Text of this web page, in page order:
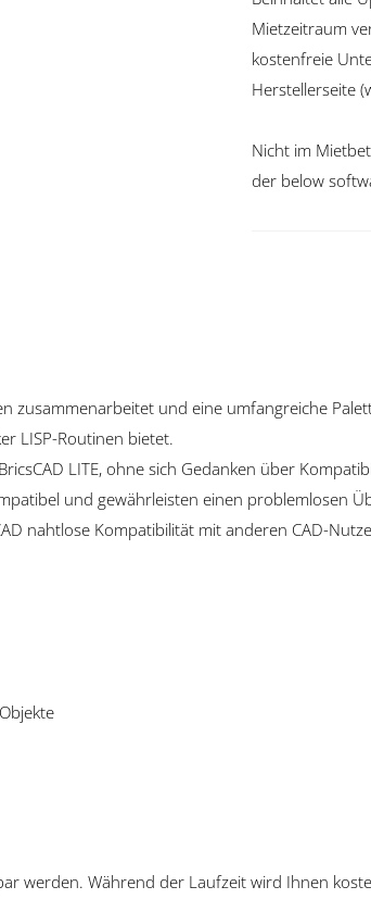
Mietzeitraum
kostenfreie
Herstellerseite
Nicht im
der below
zusammenarbeitet und eine umfangreiche
LISP-Routinen bietet.
LITE, ohne sich Gedanken über
und gewährleisten einen problemlosen
nahtlose Kompatibilität mit anderen CAD-
werden. Während der Laufzeit wird Ihnen